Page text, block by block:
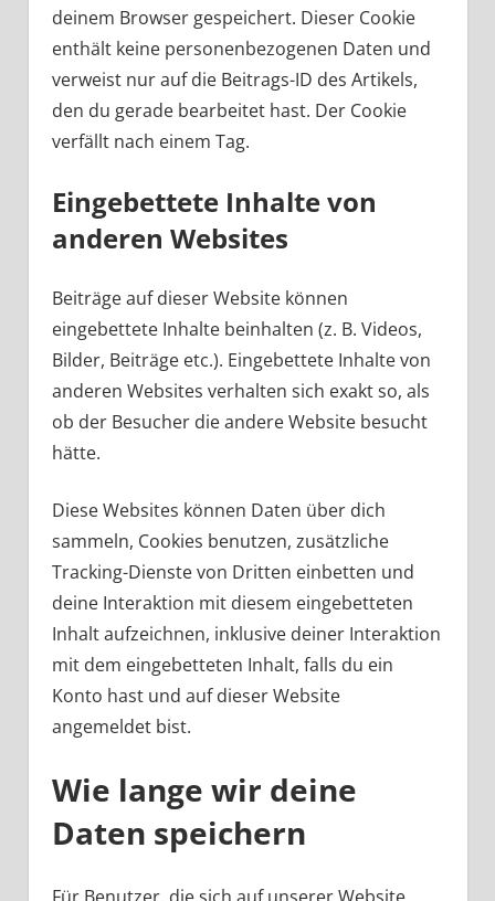
deinem Browser gespeichert. Dieser Cookie
enthält keine personenbezogenen Daten und
verweist nur auf die Beitrags-ID des Artikels,
den du gerade bearbeitet hast. Der Cookie
verfällt nach einem Tag.
Eingebettete Inhalte von
anderen Websites
Beiträge auf dieser Website können
eingebettete Inhalte beinhalten (z. B. Videos,
Bilder, Beiträge etc.). Eingebettete Inhalte von
anderen Websites verhalten sich exakt so, als
ob der Besucher die andere Website besucht
hätte.
Diese Websites können Daten über dich
sammeln, Cookies benutzen, zusätzliche
Tracking-Dienste von Dritten einbetten und
deine Interaktion mit diesem eingebetteten
Inhalt aufzeichnen, inklusive deiner Interaktion
mit dem eingebetteten Inhalt, falls du ein
Konto hast und auf dieser Website
angemeldet bist.
Wie lange wir deine
Daten speichern
Für Benutzer, die sich auf unserer Website